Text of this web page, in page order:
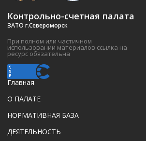
Контрольно-счетная палата
ЗАТО г.Североморск
При полном или частичном
использовании материалов ссылка на
ресурс обязательна
Главная
О ПАЛАТЕ
НОРМАТИВНАЯ БАЗА
ДЕЯТЕЛЬНОСТЬ